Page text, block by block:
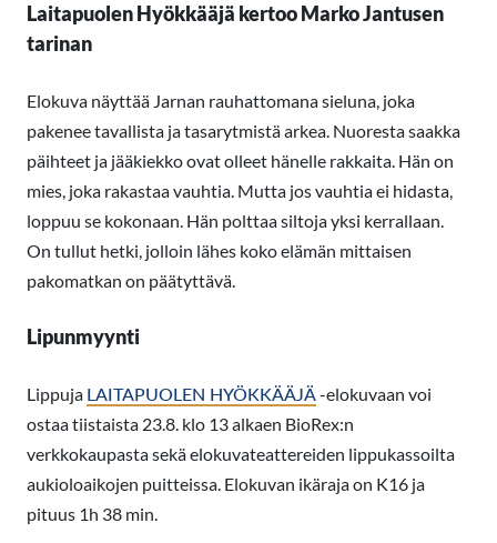
Laitapuolen Hyökkääjä kertoo Marko Jantusen
tarinan
Elokuva näyttää Jarnan rauhattomana sieluna, joka
pakenee tavallista ja tasarytmistä arkea. Nuoresta saakka
päihteet ja jääkiekko ovat olleet hänelle rakkaita. Hän on
mies, joka rakastaa vauhtia. Mutta jos vauhtia ei hidasta,
loppuu se kokonaan. Hän polttaa siltoja yksi kerrallaan.
On tullut hetki, jolloin lähes koko elämän mittaisen
pakomatkan on päätyttävä.
Lipunmyynti
Lippuja LAITAPUOLEN HYÖKKÄÄJÄ-elokuvaan voi
ostaa tiistaista 23.8. klo 13 alkaen BioRex:n
verkkokaupasta sekä elokuvateattereiden lippukassoilta
aukioloaikojen puitteissa. Elokuvan ikäraja on K16 ja
pituus 1h 38 min.